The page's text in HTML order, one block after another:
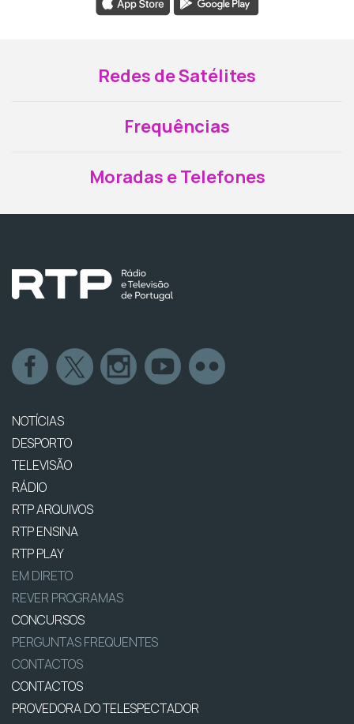
Redes de Satélites
Frequências
Moradas e Telefones
NOTÍCIAS
DESPORTO
TELEVISÃO
RÁDIO
RTP ARQUIVOS
RTP ENSINA
RTP PLAY
EM DIRETO
REVER PROGRAMAS
CONCURSOS
PERGUNTAS FREQUENTES
CONTACTOS
CONTACTOS
PROVEDORA DO TELESPECTADOR